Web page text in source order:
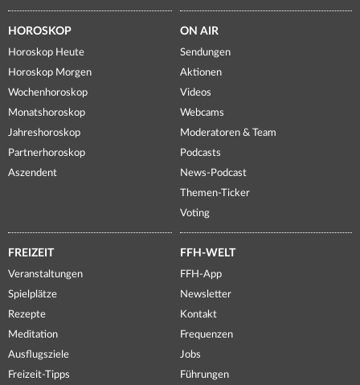
HOROSKOP
Horoskop Heute
Horoskop Morgen
Wochenhoroskop
Monatshoroskop
Jahreshoroskop
Partnerhoroskop
Aszendent
ON AIR
Sendungen
Aktionen
Videos
Webcams
Moderatoren & Team
Podcasts
News-Podcast
Themen-Ticker
Voting
FREIZEIT
Veranstaltungen
Spielplätze
Rezepte
Meditation
Ausflugsziele
Freizeit-Tipps
FFH-WELT
FFH-App
Newsletter
Kontakt
Frequenzen
Jobs
Führungen